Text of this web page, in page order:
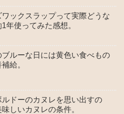
ワックスラップって実際どうな
年使ってみた感想。
ブルーな日には黄色い食べもの
給。
ルドーのカヌレを思い出すの
しいカヌレの条件。